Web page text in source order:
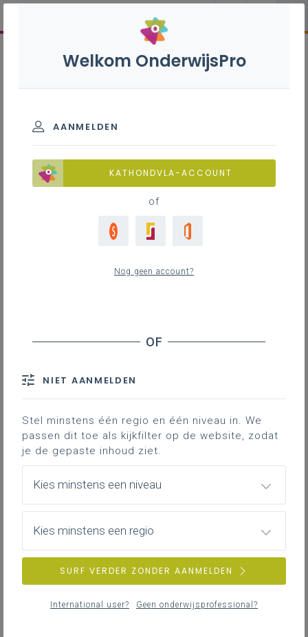
Welkom OnderwijsPro
AANMELDEN
KATHONDVLA-ACCOUNT
of
Nog geen account?
NIET AANMELDEN
Stel minstens één regio en één niveau in. We
passen dit toe als kijkfilter op de website, zodat
je de gepaste inhoud ziet.
Kies minstens een niveau
Kies minstens een regio
SURF VERDER ZONDER AANMELDEN
International user? Geen onderwijsprofessional?